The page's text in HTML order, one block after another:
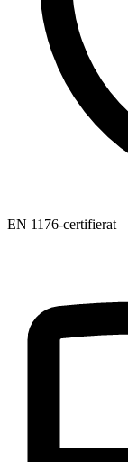
EN 1176-certifierat